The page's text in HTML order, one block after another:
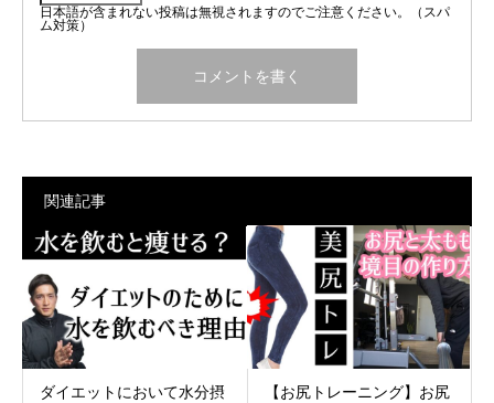
日本語が含まれない投稿は無視されますのでご注意ください。（スパ
ム対策）
関連記事
ダイエットにおいて水分摂
【お尻トレーニング】お尻